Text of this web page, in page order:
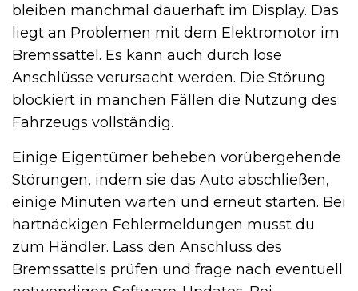
bleiben manchmal dauerhaft im Display. Das
liegt an Problemen mit dem Elektromotor im
Bremssattel. Es kann auch durch lose
Anschlüsse verursacht werden. Die Störung
blockiert in manchen Fällen die Nutzung des
Fahrzeugs vollständig.
Einige Eigentümer beheben vorübergehende
Störungen, indem sie das Auto abschließen,
einige Minuten warten und erneut starten. Bei
hartnäckigen Fehlermeldungen musst du
zum Händler. Lass den Anschluss des
Bremssattels prüfen und frage nach eventuell